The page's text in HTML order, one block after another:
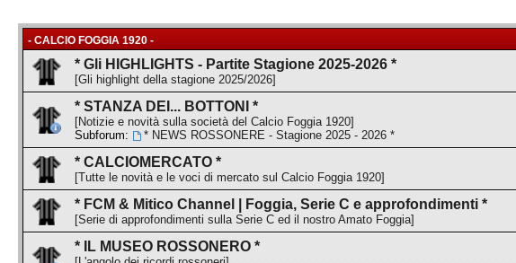
- CALCIO FOGGIA 1920 -
* Gli HIGHLIGHTS - Partite Stagione 2025-2026 *
[Gli highlight della stagione 2025/2026]
* STANZA DEI... BOTTONI *
[Notizie e novità sulla società del Calcio Foggia 1920]
Subforum:
* NEWS ROSSONERE - Stagione 2025 - 2026 *
* CALCIOMERCATO *
[Tutte le novità e le voci di mercato sul Calcio Foggia 1920]
* FCM & Mitico Channel | Foggia, Serie C e approfondimenti *
[Serie di approfondimenti sulla Serie C ed il nostro Amato Foggia]
* IL MUSEO ROSSONERO *